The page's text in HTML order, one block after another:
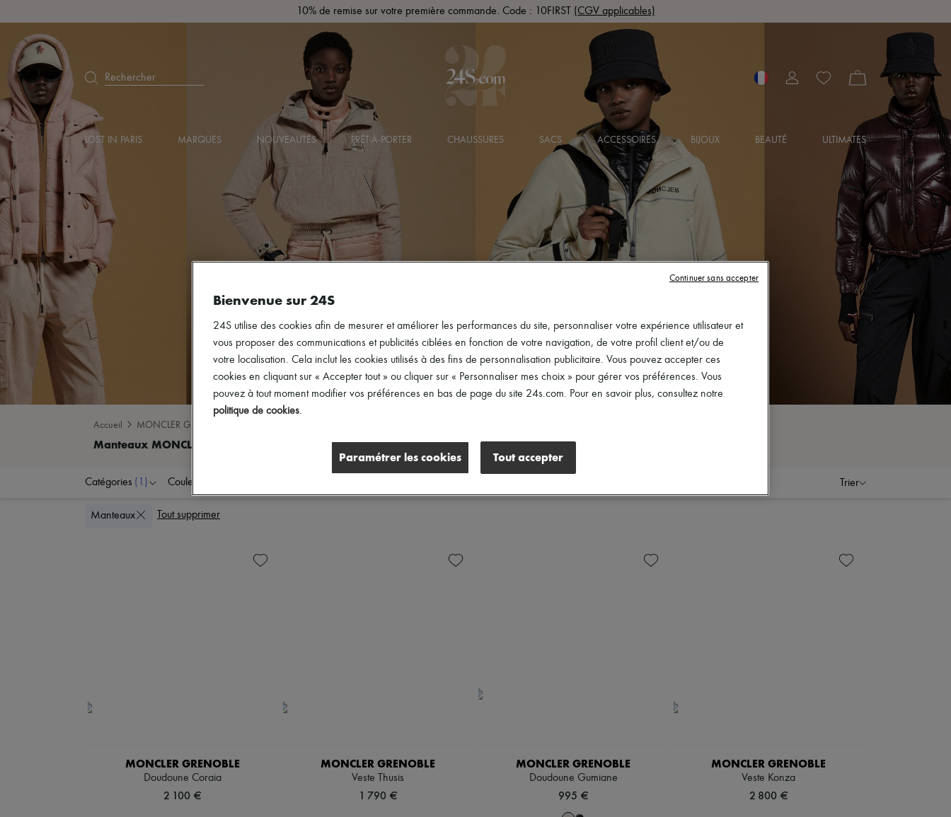
10% de remise sur votre première commande. Code : 10FIRST (CGV applicables)
Rechercher
LOST IN PARIS MARQUES NOUVEAUTÉS PRÊT-À-PORTER CHAUSSURES SACS ACCESSOIRES BIJOUX BEAUTÉ ULTIMATES
Accueil MONCLER GRENOBLE
Catégories (1) Couleurs Trier
Manteaux Tout supprimer
MONCLER GRENOBLE
Doudoune Coraia
2 100 €
MONCLER GRENOBLE
Veste Thusis
1 790 €
MONCLER GRENOBLE
Doudoune Gumiane
995 €
MONCLER GRENOBLE
Veste Konza
2 800 €
Bienvenue sur 24S
24S utilise des cookies afin de mesurer et améliorer les performances du site, personnaliser votre expérience utilisateur et
vous proposer des communications et publicités ciblées en fonction de votre navigation, de votre profil client et/ou de
votre localisation. Cela inclut les cookies utilisés à des fins de personnalisation publicitaire. Vous pouvez accepter ces
cookies en cliquant sur « Accepter tout » ou cliquer sur « Personnaliser mes choix » pour gérer vos préférences. Vous
pouvez à tout moment modifier vos préférences en bas de page du site 24s.com. Pour en savoir plus, consultez notre
politique de cookies.
Paramétrer les cookies Tout accepter
Continuer sans accepter